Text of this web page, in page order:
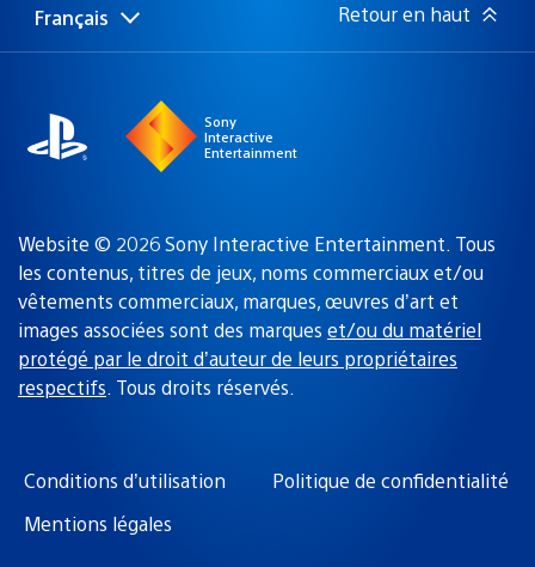
Choisir
une
Région
actuelle
Français Retour en haut
Sony
Interactive
Entertainment
Website © 2026 Sony Interactive Entertainment. Tous
les contenus, titres de jeux, noms commerciaux et/ou
vêtements commerciaux, marques, œuvres d’art et
images associées sont des marques et/ou du matériel
protégé par le droit d’auteur de leurs propriétaires
respectifs. Tous droits réservés.
Conditions d’utilisation
Politique de confidentialité
Mentions légales